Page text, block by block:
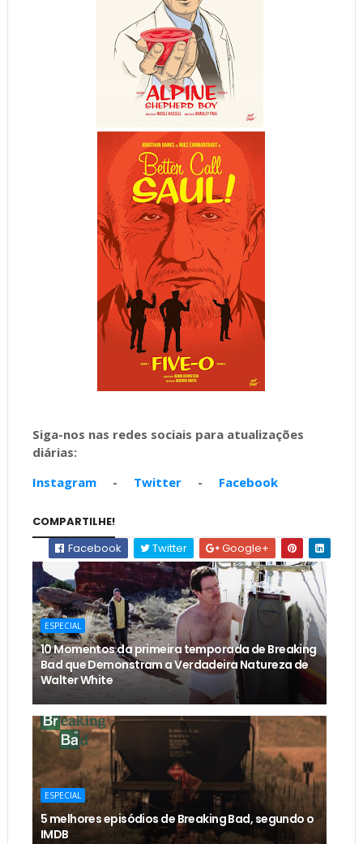
Siga-nos nas redes sociais para atualizações
diárias:
Instagram- Twitter- Facebook
COMPARTILHE!
Facebook
Twitter Google+
ESPECIAL
10 Momentos da primeira temporada de Breaking
Bad que Demonstram a Verdadeira Natureza de
Walter White
ESPECIAL
5 melhores episódios de Breaking Bad, segundo o
IMDB